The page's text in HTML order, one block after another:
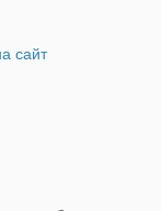
сайт